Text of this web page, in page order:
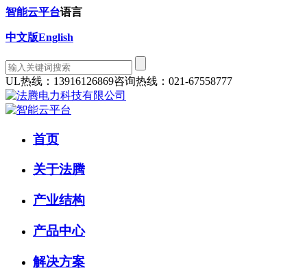
智能云平台语言
中文版English
UL热线：13916126869咨询热线：021-67558777
首页
关于法腾
产业结构
产品中心
解决方案